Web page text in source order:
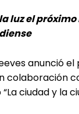
luz el
anunció
colaboración
ciudad y la